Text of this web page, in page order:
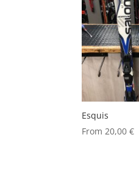
Esquis
From 20,00€